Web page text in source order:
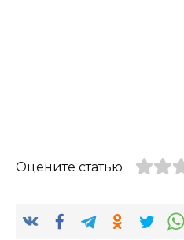
Оцените статью